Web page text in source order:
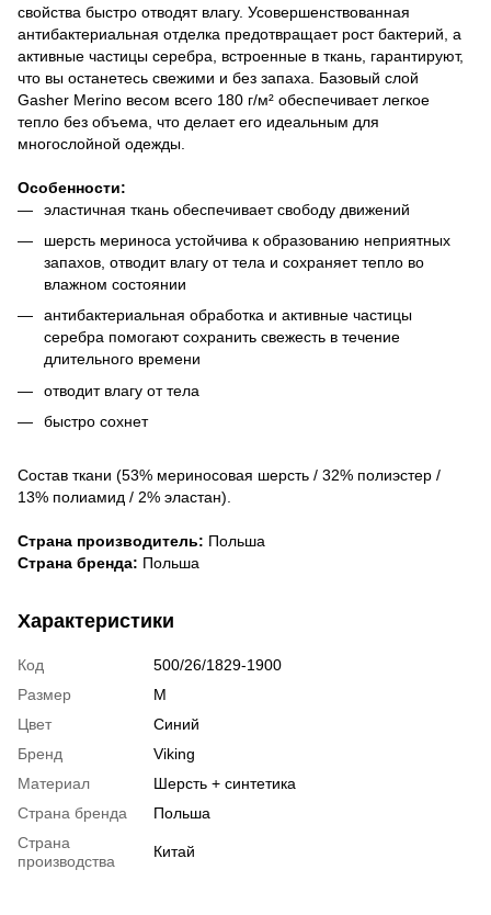
свойства быстро отводят влагу. Усовершенствованная
антибактериальная отделка предотвращает рост бактерий, а
активные частицы серебра, встроенные в ткань, гарантируют,
что вы останетесь свежими и без запаха. Базовый слой
Gasher Merino весом всего 180 г/м² обеспечивает легкое
тепло без объема, что делает его идеальным для
многослойной одежды.
Особенности:
эластичная ткань обеспечивает свободу движений
шерсть мериноса устойчива к образованию неприятных
запахов, отводит влагу от тела и сохраняет тепло во
влажном состоянии
антибактериальная обработка и активные частицы
серебра помогают сохранить свежесть в течение
длительного времени
отводит влагу от тела
быстро сохнет
Состав ткани (53% мериносовая шерсть / 32% полиэстер /
13% полиамид / 2% эластан).
Страна производитель: Польша
Страна бренда: Польша
Характеристики
Код
500/26/1829-1900
Размер
M
Цвет
Синий
Бренд
Viking
Материал
Шерсть + синтетика
Страна бренда
Польша
Страна
производства
Китай